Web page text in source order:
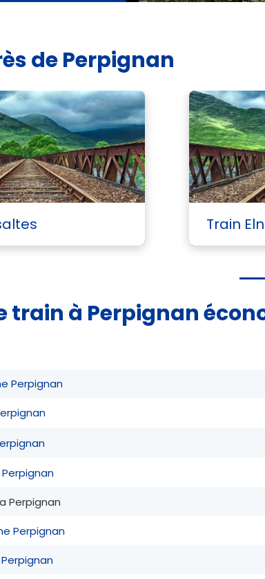
de Perpignan
Train
train à Perpignan
Perpignan
Perpignan
Perpignan
Perpignan